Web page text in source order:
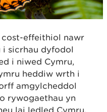
cost-effeithiol nawr
sicrhau dyfodol
i niwed Cymru,
heddiw wrth i
amgylcheddol
rywogaethau yn
lai ledled Cymru.